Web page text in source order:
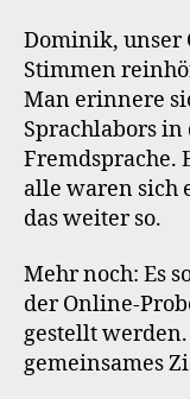
Dominik, unser
Stimmen
Man erinnere
Sprachlabors
Fremdsprache.
alle waren sich
das weiter so.
Mehr noch: Es
der Online-
gestellt
gemeinsames